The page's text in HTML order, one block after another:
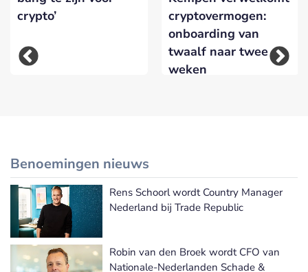
crypto’
cryptovermogen:
onboarding van
twaalf naar twee
weken
Benoemingen nieuws
Meer Benoemingen nieuws
Rens Schoorl wordt Country Manager
Nederland bij Trade Republic
Robin van den Broek wordt CFO van
Nationale-Nederlanden Schade &